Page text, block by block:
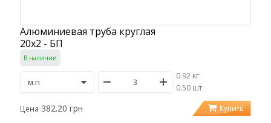
Алюминиевая труба круглая
20х2 - БП
В наличии
0.92 кг
/0.50 шт
Цена 382.20 грн Купить